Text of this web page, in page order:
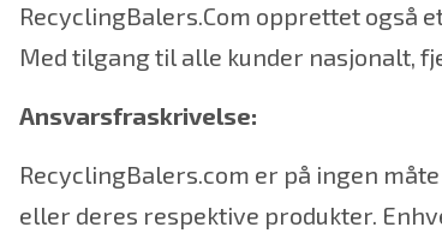
RecyclingBalers.Com opprettet også
Med tilgang til alle kunder nasjonalt,
Ansvarsfraskrivelse:
RecyclingBalers.com er på ingen
eller deres respektive produkter.